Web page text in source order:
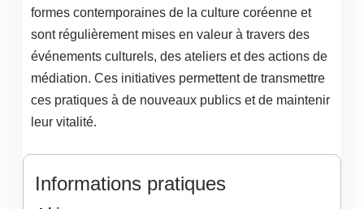
formes contemporaines de la culture coréenne et
sont régulièrement mises en valeur à travers des
événements culturels, des ateliers et des actions de
médiation. Ces initiatives permettent de transmettre
ces pratiques à de nouveaux publics et de maintenir
leur vitalité.
Informations pratiques